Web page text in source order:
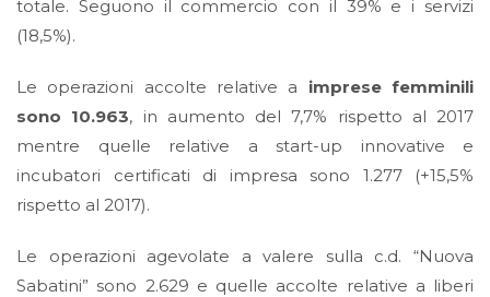
totale. Seguono il commercio con il 39% e i servizi
(18,5%).
Le operazioni accolte relative a imprese femminili
sono 10.963, in aumento del 7,7% rispetto al 2017
mentre quelle relative a start-up innovative e
incubatori certificati di impresa sono 1.277 (+15,5%
rispetto al 2017).
Le operazioni agevolate a valere sulla c.d. “Nuova
Sabatini” sono 2.629 e quelle accolte relative a liberi